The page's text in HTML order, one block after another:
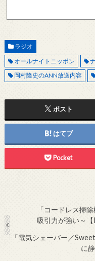
ラジオ
オールナイトニッポン
岡村隆史のANN放送内容
ポスト
はてブ
Pocket
「コードレス掃
吸引力が強い～【
「電気シェーバー／
に